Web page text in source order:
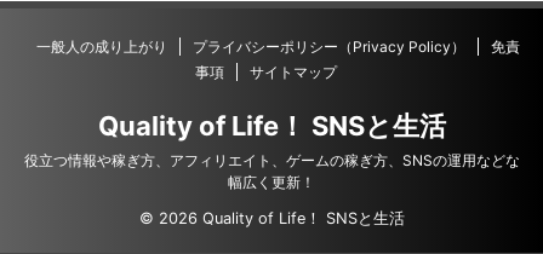
一般人の成り上がり プライバシーポリシー（Privacy Policy）
免責
事項
サイトマップ
Quality of Life！ SNSと生活
役立つ情報や稼ぎ方、アフィリエイト、ゲームの稼ぎ方、SNSの運用などな
幅広く更新！
© 2026 Quality of Life！ SNSと生活